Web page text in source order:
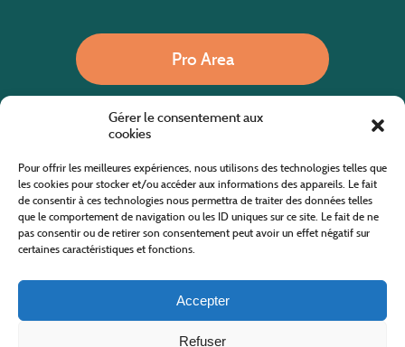
Gérer le consentement aux
cookies
Pour offrir les meilleures expériences, nous utilisons des technologies telles que
les cookies pour stocker et/ou accéder aux informations des appareils. Le fait
de consentir à ces technologies nous permettra de traiter des données telles
que le comportement de navigation ou les ID uniques sur ce site. Le fait de ne
pas consentir ou de retirer son consentement peut avoir un effet négatif sur
certaines caractéristiques et fonctions.
Accepter
Refuser
Pro Area
Website co-financed by the European Agricultural Fund for Rural Development
Europe invests in rural areas